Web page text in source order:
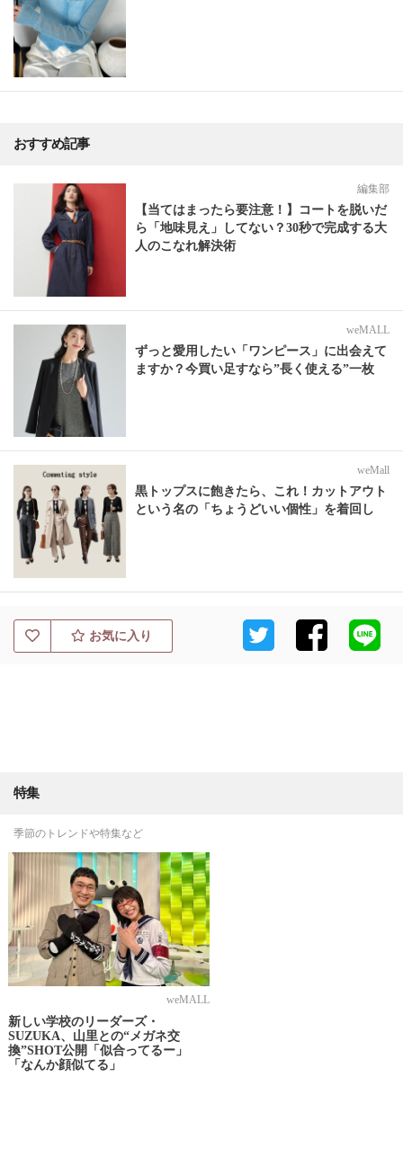
おすすめ記事
編集部
【当てはまったら要注意！】コートを脱いだ
ら「地味見え」してない？30秒で完成する大
人のこなれ解決術
weMALL
ずっと愛用したい「ワンピース」に出会えて
ますか？今買い足すなら”長く使える”一枚
weMall
黒トップスに飽きたら、これ！カットアウト
という名の「ちょうどいい個性」を着回し
お気に入り
特集
季節のトレンドや特集など
weMALL
新しい学校のリーダーズ・
SUZUKA、山里との“メガネ交
換”SHOT公開「似合ってるー」
「なんか顔似てる」